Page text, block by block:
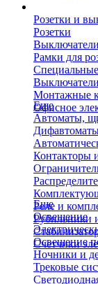
Розетки и
Розетки
Выключатели
Рамки для
Монтажные
Офисное
Еще
Автоматы,
Контакторы
Реле и
Рубильники
Счетчики
Еще
Освещение
Освещение
Ночники и
Трековые